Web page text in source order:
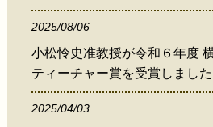
2025/08/06
小松怜史准教授が令和６年度
ティーチャー賞を受賞しました
2025/04/03